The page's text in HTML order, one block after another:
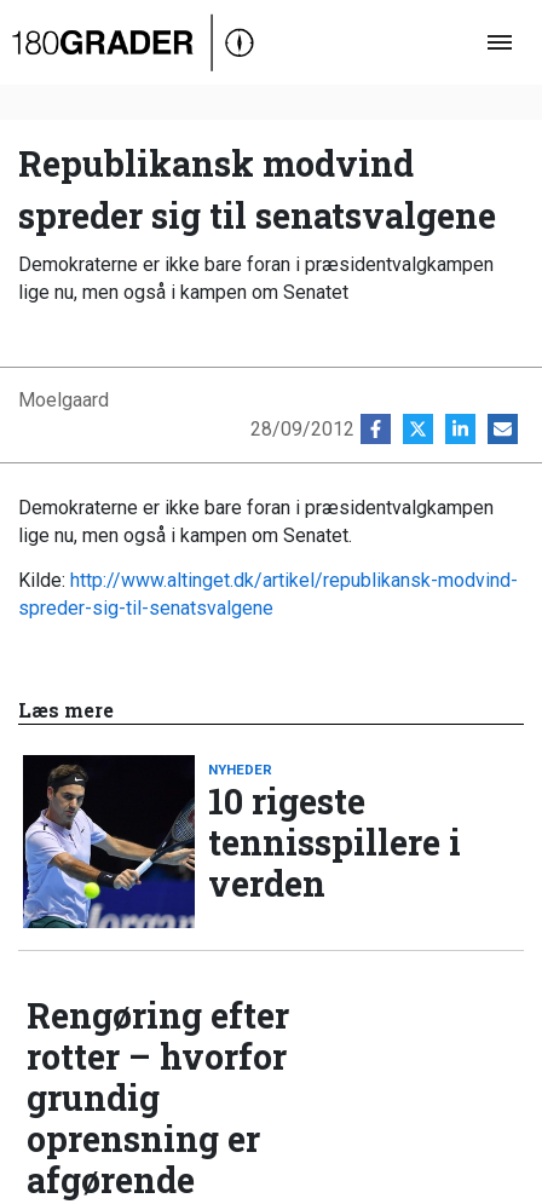
Oversigt
Debat
Video
Podcast
Republikansk modvind
spreder sig til senatsvalgene
Demokraterne er ikke bare foran i præsidentvalgkampen
lige nu, men også i kampen om Senatet
Moelgaard
28/09/2012
Demokraterne er ikke bare foran i præsidentvalgkampen
lige nu, men også i kampen om Senatet.
Kilde: http://www.altinget.dk/artikel/republikansk-modvind-
spreder-sig-til-senatsvalgene
Læs mere
NYHEDER
10 rigeste
tennisspillere i
verden
Rengøring efter
rotter – hvorfor
grundig
oprensning er
afgørende